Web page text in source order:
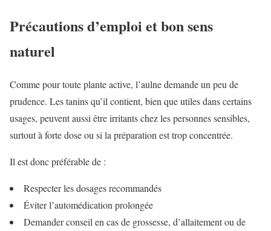
Précautions d’emploi et bon sens
naturel
Comme pour toute plante active, l’aulne demande un peu de
prudence. Les tanins qu’il contient, bien que utiles dans certains
usages, peuvent aussi être irritants chez les personnes sensibles,
surtout à forte dose ou si la préparation est trop concentrée.
Il est donc préférable de :
Respecter les dosages recommandés
Éviter l’automédication prolongée
Demander conseil en cas de grossesse, d’allaitement ou de